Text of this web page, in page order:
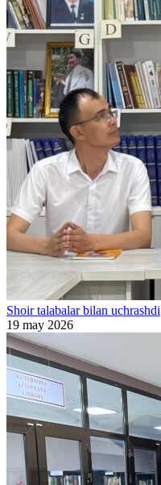
Shoir talabalar bilan uchrashdi
19 may 2026